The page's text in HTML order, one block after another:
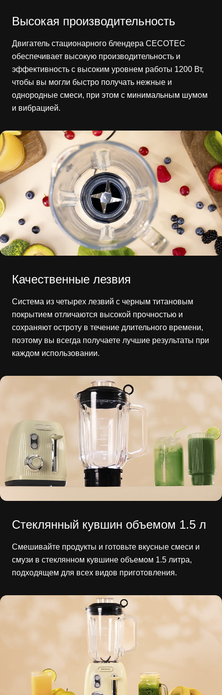
Высокая производительность
Двигатель стационарного блендера CECOTEC
обеспечивает высокую производительность и
эффективность с высоким уровнем работы 1200 Вт,
чтобы вы могли быстро получать нежные и
однородные смеси, при этом с минимальным шумом
и вибрацией.
Качественные лезвия
Система из четырех лезвий с черным титановым
покрытием отличаются высокой прочностью и
сохраняют остроту в течение длительного времени,
поэтому вы всегда получаете лучшие результаты при
каждом использовании.
Стеклянный кувшин объемом 1.5 л
Смешивайте продукты и готовьте вкусные смеси и
смузи в стеклянном кувшине объемом 1.5 литра,
подходящем для всех видов приготовления.